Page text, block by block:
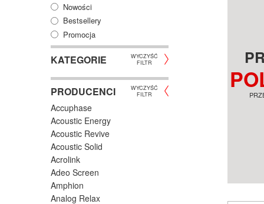
Nowości
Bestsellery
Promocja
KATEGORIE
WYCZYŚĆ
FILTR
PRODUCENCI
WYCZYŚĆ
FILTR
Accuphase
Acoustic Energy
Acoustic Revive
Acoustic Solid
Acrolink
Adeo Screen
Amphion
Analog Relax
KOLUMNA
SALON
WROCŁAW
I GŁOŚNIKI
ZOBACZ
LINE EL-4 BIAŁA
KOLUMNA
PODSTAWKOWA SALON
KOLUMNY I GŁOŚNIKI